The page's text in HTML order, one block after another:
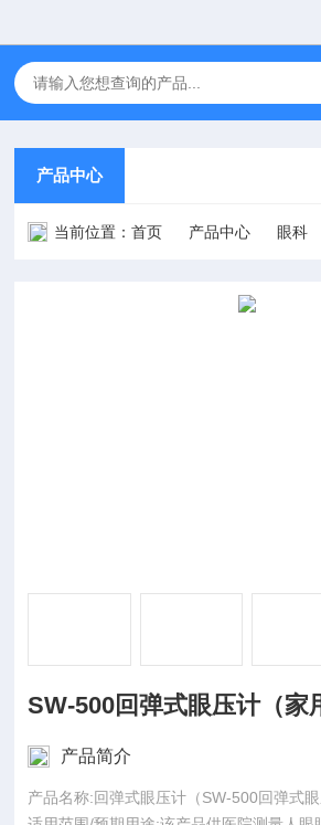
产品中心
当前位置：首页 产品中心 眼科
SW-500回弹式眼压计（家
产品简介
产品名称:回弹式眼压计（SW-500回弹式眼